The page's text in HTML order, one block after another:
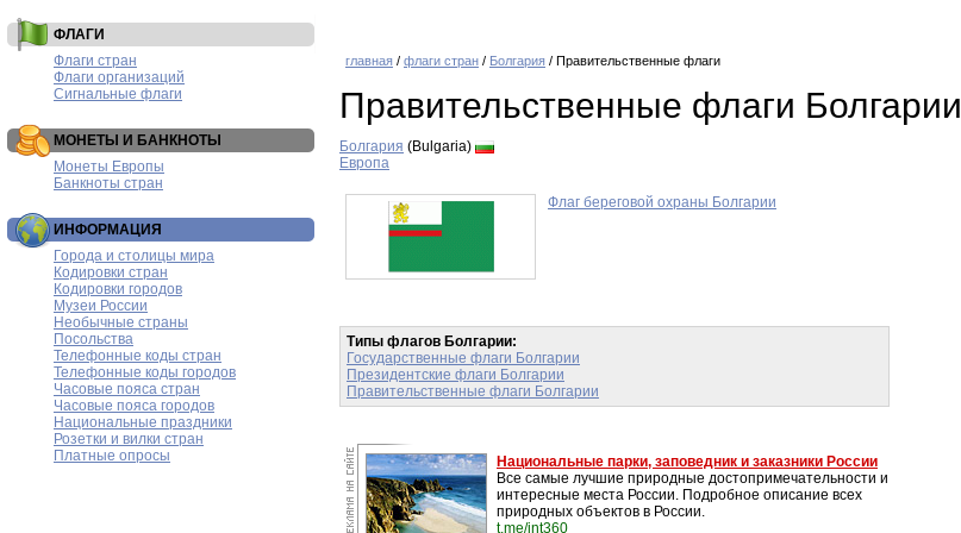
ФЛАГИ
Флаги стран
Флаги организаций
Сигнальные флаги
МОНЕТЫ И БАНКНОТЫ
Монеты Европы
Банкноты стран
ИНФОРМАЦИЯ
Города и столицы мира
Кодировки стран
Кодировки городов
Музеи России
Необычные страны
Посольства
Телефонные коды стран
Телефонные коды городов
Часовые пояса стран
Часовые пояса городов
Национальные праздники
Розетки и вилки стран
Платные опросы
главная / флаги стран / Болгария / Правительственные флаги
Правительственные флаги Болгарии
Болгария (Bulgaria)
Европа
Флаг береговой охраны Болгарии
Типы флагов Болгарии:
Государственные флаги Болгарии
Президентские флаги Болгарии
Правительственные флаги Болгарии
Национальные парки, заповедник и заказники России
Все самые лучшие природные достопримечательности и
интересные места России. Подробное описание всех
природных объектов в России.
t.me/int360